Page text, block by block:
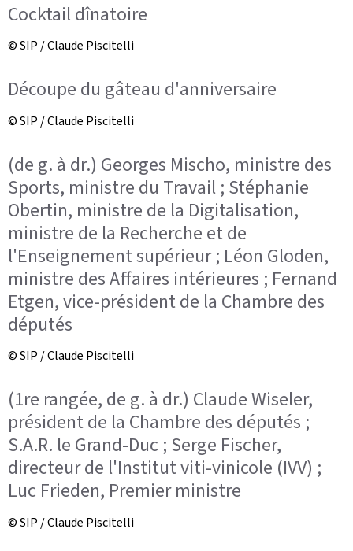
Cocktail dînatoire
© SIP / Claude Piscitelli
Découpe du gâteau d'anniversaire
© SIP / Claude Piscitelli
(de g. à dr.) Georges Mischo, ministre des
Sports, ministre du Travail ; Stéphanie
Obertin, ministre de la Digitalisation,
ministre de la Recherche et de
l'Enseignement supérieur ; Léon Gloden,
ministre des Affaires intérieures ; Fernand
Etgen, vice-président de la Chambre des
députés
© SIP / Claude Piscitelli
(1re rangée, de g. à dr.) Claude Wiseler,
président de la Chambre des députés ;
S.A.R. le Grand-Duc ; Serge Fischer,
directeur de l'Institut viti-vinicole (IVV) ;
Luc Frieden, Premier ministre
© SIP / Claude Piscitelli